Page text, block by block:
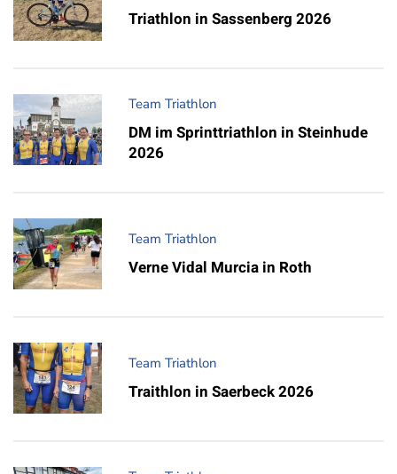
Triathlon in Sassenberg 2026
Team Triathlon
DM im Sprinttriathlon in Steinhude
2026
Team Triathlon
Verne Vidal Murcia in Roth
Team Triathlon
Traithlon in Saerbeck 2026